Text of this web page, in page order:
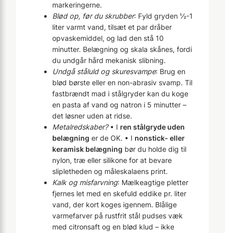
markeringerne.
Blød op, før du skrubber: Fyld gryden ½-1
liter varmt vand, tilsæt et par dråber
opvaskemiddel, og lad den stå 10
minutter. Belægning og skala skånes, fordi
du undgår hård mekanisk slibning.
Undgå ståluld og skuresvampe: Brug en
blød børste eller en non-abrasiv svamp. Til
fastbrændt mad i stålgryder kan du koge
en pasta af vand og natron i 5 minutter –
det løsner uden at ridse.
Metalredskaber?• I ren stålgryde uden
belægning er de OK. • I nonstick- eller
keramisk belægning bør du holde dig til
nylon, træ eller silikone for at bevare
slipletheden og måleskalaens print.
Kalk og misfarvning: Mælkeagtige pletter
fjernes let med en skefuld eddike pr. liter
vand, der kort koges igennem. Blålige
varmefarver på rustfrit stål pudses væk
med citronsaft og en blød klud – ikke